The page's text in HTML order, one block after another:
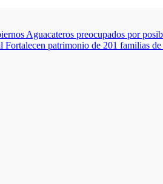
Aguacateros preocupados por
Fortalecen patrimonio de 201 familias